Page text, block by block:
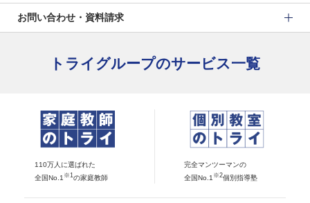
お問い合わせ・資料請求
トライグループのサービス一覧
110万人に選ばれた
全国No.1 ※1 の家庭教師
完全マンツーマンの
全国No.1 ※2個別指導塾